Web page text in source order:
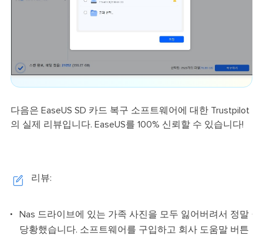
다음은 EaseUS SD 카드 복구 소프트웨어에 대한 Trustpilot
의 실제 리뷰입니다. EaseUS를 100% 신뢰할 수 있습니다!
리뷰:
Nas 드라이브에 있는 가족 사진을 모두 잃어버려서 정말
당황했습니다. 소프트웨어를 구입하고 회사 도움말 버튼